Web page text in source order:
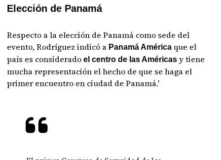
Elección de Panamá
Respecto a la elección de Panamá como sede del
evento, Rodríguez indicó a Panamá América que el
país es consideradoel centro de las Américasy tiene
mucha representación el hecho de que se haga el
primer encuentro en ciudad de Panamá.'